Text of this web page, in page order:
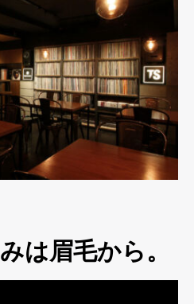
は眉毛から。